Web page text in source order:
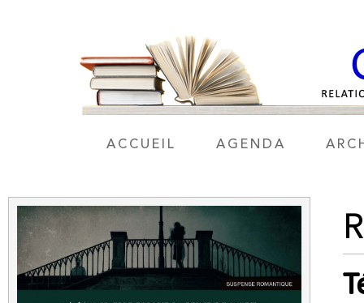
ACCUEIL AGENDA